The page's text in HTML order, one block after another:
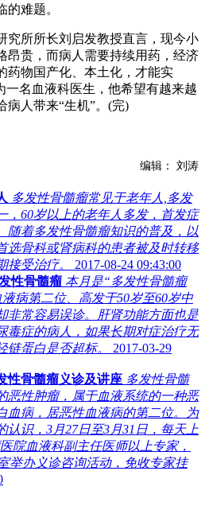
难题。
所所长刘启发教授直言，现今小
昂贵，而病人需要持续用药，经济
药物国产化、本土化，才能实
一名血液科医生，他希望有越来越
病人带来“生机”。(完)
编辑： 刘涛
多发性骨髓瘤常见于老年人,多发
，60岁以上的老年人多发，首发症
随着多发性骨髓瘤知识的普及，以
选骨科或肾病科的患者被及时转移
受治疗。
2017-08-24 09:43:00
性骨髓瘤 本月是“多发性骨髓瘤
病第二位、高发于50岁至60岁中
非常容易误诊。肝肾功能方面也是
毒症的病人，如果长期对症治疗无
蛋白是否超标。
2017-03-29
性骨髓瘤义诊及讲座 多发性骨髓
恶性肿瘤，属于血液系统的一种恶
血病，居恶性血液病的第二位。为
认识，3月27日至3月31日，每天上
院血液科副主任医师以上专家，
举办义诊咨询活动，免收专家挂